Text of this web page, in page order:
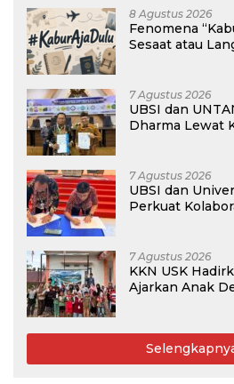
8 Agustus 2026
Fenomena
Sesaat atau
7 Agustus 2026
UBSI dan
Dharma Lewat
7 Agustus 2026
UBSI dan
Perkuat
7 Agustus 2026
KKN USK
Ajarkan Anak